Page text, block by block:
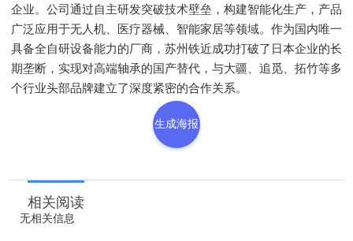
企业。公司通过自主研发突破技术壁垒，构建智能化生产，产品
广泛应用于无人机、医疗器械、智能家居等领域。作为国内唯一
具备全自研设备能力的厂商，苏州铁近成功打破了日本企业的长
期垄断，实现对高端轴承的国产替代，与大疆、追觅、拓竹等多
个行业头部品牌建立了深度紧密的合作关系。
生成海报
相关阅读
无相关信息